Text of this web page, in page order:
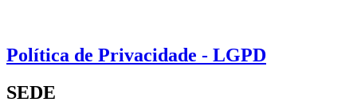
Política de Privacidade - LGPD
SEDE